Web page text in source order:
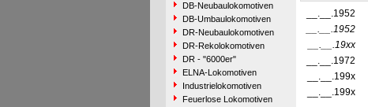
DB-Neubaulokomotiven
DB-Umbaulokomotiven
DR-Neubaulokomotiven
DR-Rekolokomotiven
DR - "6000er"
ELNA-Lokomotiven
Industrielokomotiven
Feuerlose Lokomotiven
__.__.1952
__.__.1952
__.__.19xx
__.__.1972
__.__.199x
__.__.199x